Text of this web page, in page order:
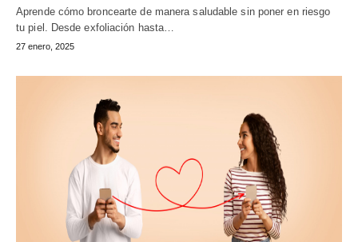
Aprende cómo broncearte de manera saludable sin poner en riesgo
tu piel. Desde exfoliación hasta…
27 enero, 2025